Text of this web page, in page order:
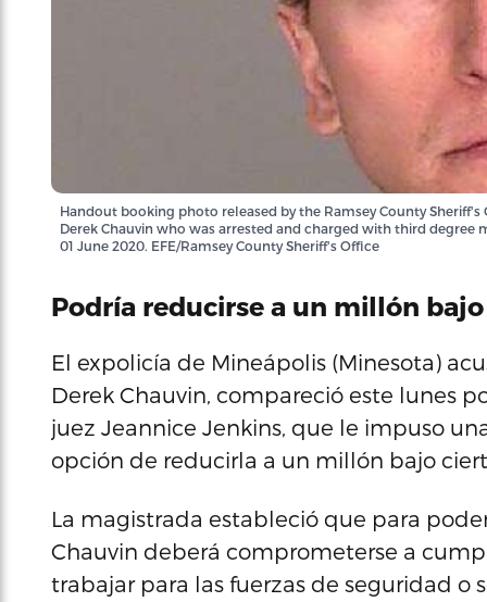
Handout booking photo released by the Ramsey County
Derek Chauvin who was arrested and charged with third degree
01 June 2020. EFE/Ramsey County Sheriff's Office
Podría reducirse a un millón
El expolicía de Mineápolis (Minesota)
Derek Chauvin, compareció este lunes
juez Jeannice Jenkins, que le impuso
opción de reducirla a un millón bajo
La magistrada estableció que para
Chauvin deberá comprometerse a
trabajar para las fuerzas de seguridad o